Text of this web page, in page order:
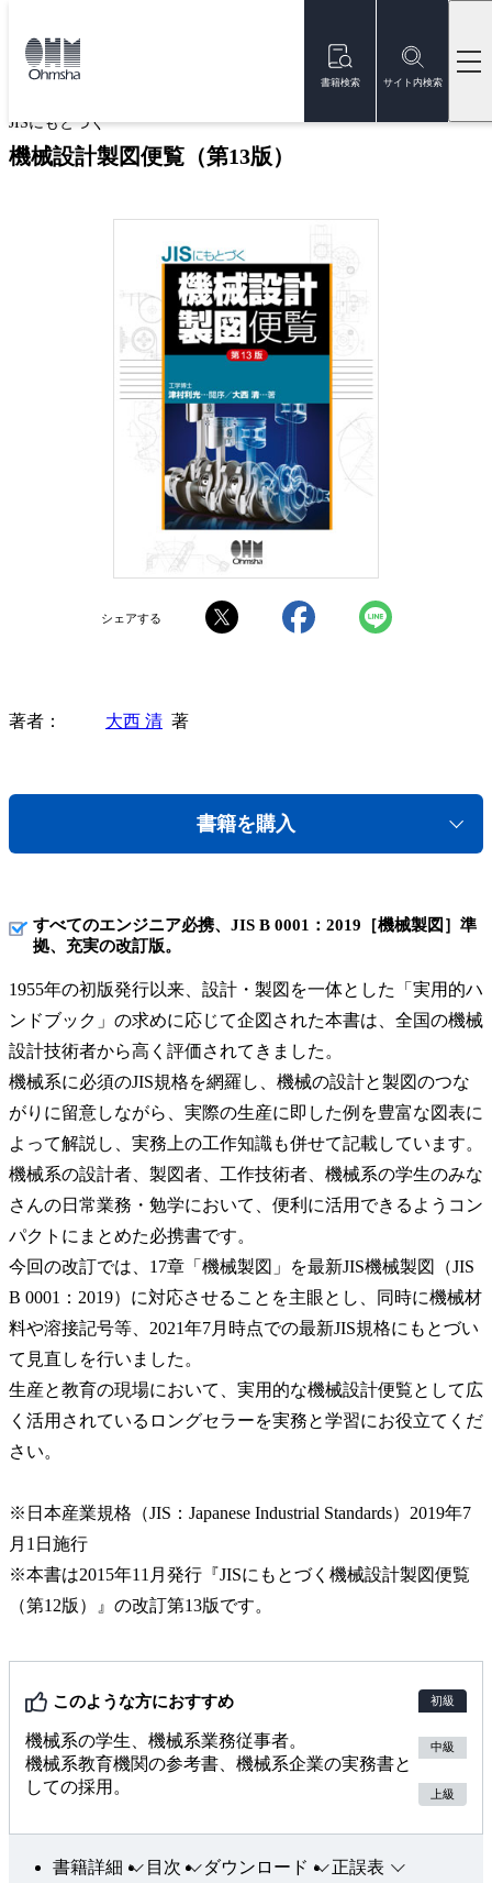
書籍検索 サイト内検索
トップ
JISにもとづく
機械設計製図便覧（第13版）
シェアする
著者 大西 清 著
書籍を購入
すべてのエンジニア必携、JIS B 0001：2019［機械製図］準
拠、充実の改訂版。
1955年の初版発行以来、設計・製図を一体とした「実用的ハ
ンドブック」の求めに応じて企図された本書は、全国の機械
設計技術者から高く評価されてきました。
機械系に必須のJIS規格を網羅し、機械の設計と製図のつな
がりに留意しながら、実際の生産に即した例を豊富な図表に
よって解説し、実務上の工作知識も併せて記載しています。
機械系の設計者、製図者、工作技術者、機械系の学生のみな
さんの日常業務・勉学において、便利に活用できるようコン
パクトにまとめた必携書です。
今回の改訂では、17章「機械製図」を最新JIS機械製図（JIS
B 0001：2019）に対応させることを主眼とし、同時に機械材
料や溶接記号等、2021年7月時点での最新JIS規格にもとづい
て見直しを行いました。
生産と教育の現場において、実用的な機械設計便覧として広
く活用されているロングセラーを実務と学習にお役立てくだ
さい。
※日本産業規格（JIS：Japanese Industrial Standards）2019年7
月1日施行
※本書は2015年11月発行『JISにもとづく機械設計製図便覧
（第12版）』の改訂第13版です。
このような方におすすめ
機械系の学生、機械系業務従事者。
機械系教育機関の参考書、機械系企業の実務書と
しての採用。
初級
中級
上級
書籍詳細 目次 ダウンロード 正誤表